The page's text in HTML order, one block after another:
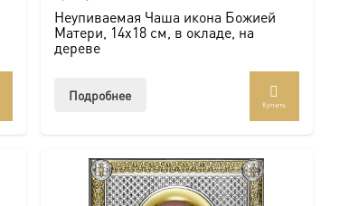
Неупиваемая Чаша икона Божией
Матери, 14х18 см, в окладе, на
дереве
Подробнее
Купить